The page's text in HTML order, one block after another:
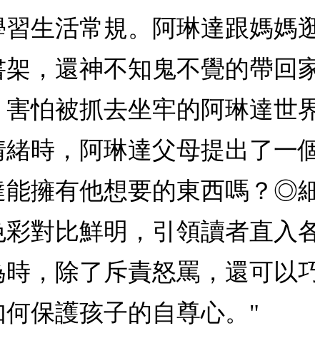
生活常規。阿琳達跟媽媽
，還神不知鬼不覺的帶回
害怕被抓去坐牢的阿琳達
時，阿琳達父母提出了一
擁有他想要的東西嗎？◎
對比鮮明，引領讀者直入
，除了斥責怒罵，還可以
保護孩子的自尊心。"